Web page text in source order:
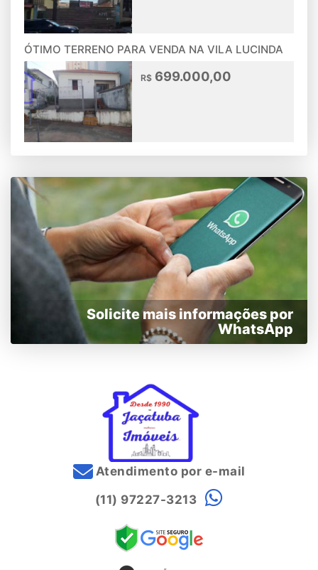
ÓTIMO TERRENO PARA VENDA NA VILA LUCINDA
R$ 699.000,00
Solicite mais informações por
WhatsApp
Atendimento por e-mail
(11) 97227-3213